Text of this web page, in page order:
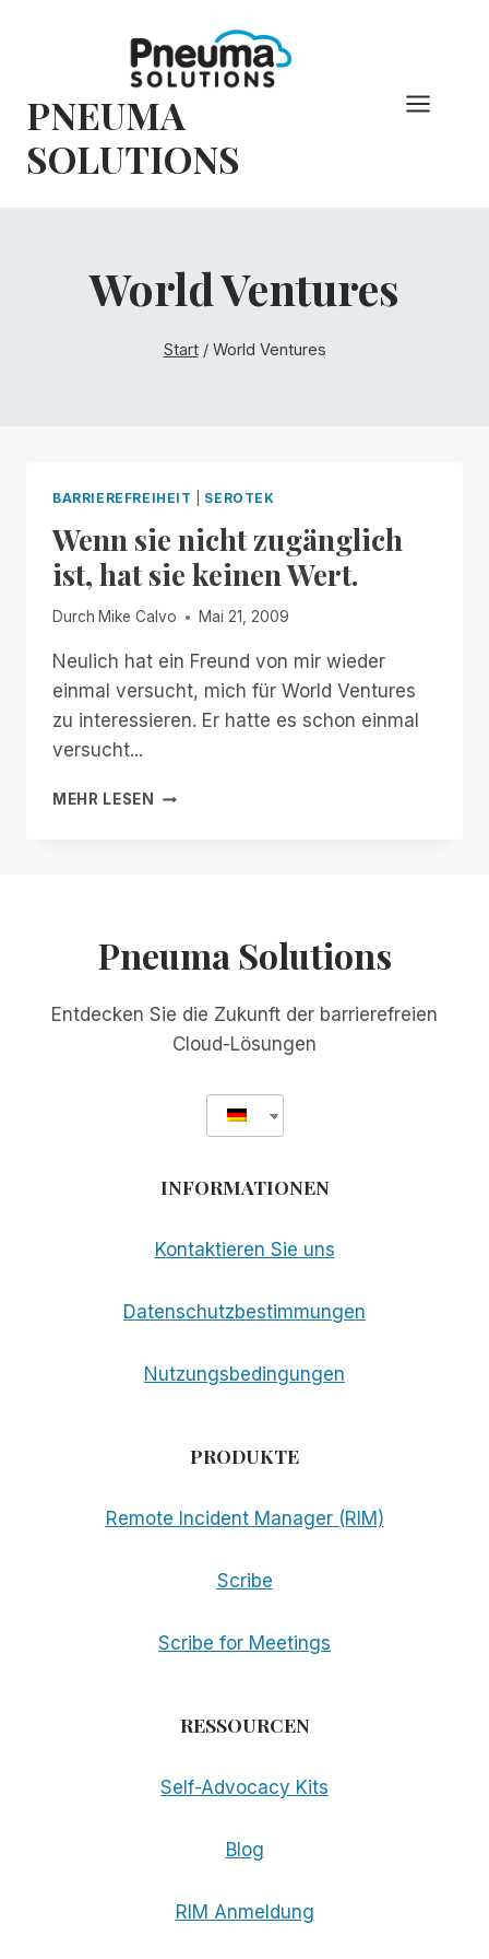
PNEUMA
SOLUTIONS
World Ventures
Start / World Ventures
BARRIEREFREIHEIT SEROTEK
Wenn sie nicht zugänglich
ist, hat sie keinen Wert.
Durch Mike Calvo Mai 21, 2009
Neulich hat ein Freund von mir wieder
einmal versucht, mich für World Ventures
zu interessieren. Er hatte es schon einmal
versucht...
MEHR LESEN
WENN
KEINEN
Pneuma Solutions
Entdecken Sie die Zukunft der barrierefreien
Cloud-Lösungen
INFORMATIONEN
Kontaktieren Sie uns
Datenschutzbestimmungen
Nutzungsbedingungen
PRODUKTE
Remote Incident Manager (RIM)
Scribe
Scribe for Meetings
RESSOURCEN
Self-Advocacy Kits
Blog
RIM Anmeldung